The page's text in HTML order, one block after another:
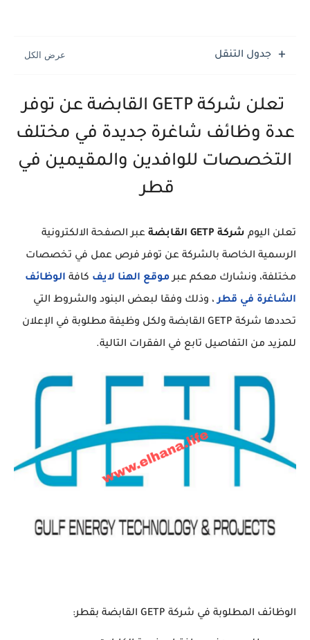
جدول التنقل
تعلن شركة GETP القابضة عن توفر
عدة وظائف شاغرة جديدة في مختلف
التخصصات للوافدين والمقيمين في
قطر
تعلن اليوم شركة GETP القابضة
عبر الصفحة الالكترونية
الرسمية الخاصة بالشركة عن توفر فرص عمل في تخصصات
مختلفة، ونشارك معكم عبرموقع الهنا لايف كافة الوظائف
الشاغرة في قطر ، وذلك وفقا لبعض البنود والشروط التي
تحددها شركة GETP القابضة ولكل وظيفة مطلوبة في الإعلان
للمزيد من التفاصيل تابع في الفقرات التالية.
الوظائف المطلوبة في شركة GETP القابضة بقطر: